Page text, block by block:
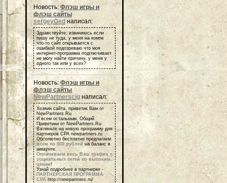
Новость: Флэш игры и
флэш сайты
sergeyGed написал:
Здравствуйте, извиняюсь если
пишу не туда, у меня на компе
что-то сайт открывается с
ошибкой подозреваю что моя
интернет-программа подглючивает
не могу найти причину, у меня у
одного так или у всех?
Новость: Флэш игры и
флэш сайты
NewPartnerscig написал:
Хозяин сайта, приветик Вам от
NewPartners.Ru
И всем остальным, Общий
Приветики от NewPartners.Ru
Взгляньте на новую программу для
партнеров СРА newpartners.ru
Обсолютно бесплатно предлагаем
всем по 500 рублей на баланс в
аккаунте.
Оплачиваем весь Ваш трафик с
социальных сетей по высоким
ценам!
Узнай подробнее в партнерке -
ПАРТНЕРСКАЯ ПРОГРАММА
СРА http://newpartners.ru/